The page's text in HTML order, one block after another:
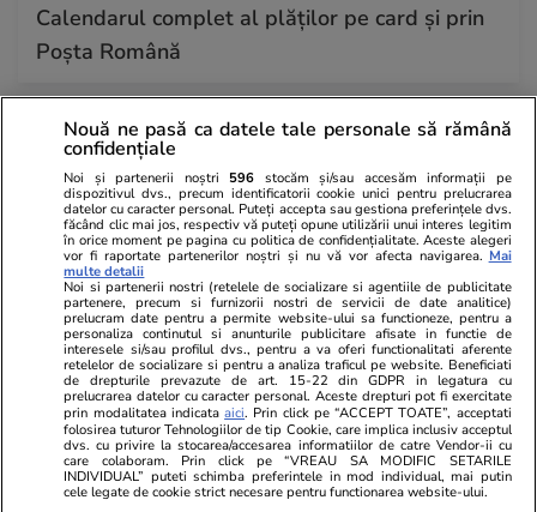
Calendarul complet al plăților pe card și prin
Poșta Română
Știri România 07:00
Atacul cibernetic de la ANCPI scoate din
umbră rețeaua de firme cu relații politice care
digitalizează instituții din România. Carlo Burci,
Radu Negrescu și Frank Timiș, implicați în
„dezvoltarea platformelor” de la Cadastru
Nouă ne pasă ca datele tale personale să rămână
confidențiale
Noi și partenerii noștri 596 stocăm și/sau accesăm informații pe
dispozitivul dvs., precum identificatorii cookie unici pentru prelucrarea
datelor cu caracter personal. Puteți accepta sau gestiona preferințele dvs.
făcând clic mai jos, respectiv vă puteți opune utilizării unui interes legitim
în orice moment pe pagina cu politica de confidențialitate. Aceste alegeri
vor fi raportate partenerilor noștri și nu vă vor afecta navigarea. Mai
multe detalii
Noi si partenerii nostri (retelele de socializare si agentiile de publicitate
partenere, precum si furnizorii nostri de servicii de date analitice)
prelucram date pentru a permite website-ului sa functioneze, pentru a
personaliza continutul si anunturile publicitare afisate in functie de
interesele si/sau profilul dvs., pentru a va oferi functionalitati aferente
retelelor de socializare si pentru a analiza traficul pe website. Beneficiati
de drepturile prevazute de art. 15-22 din GDPR in legatura cu
prelucrarea datelor cu caracter personal. Aceste drepturi pot fi exercitate
prin modalitatea indicataaici. Prin click pe “ACCEPT TOATE”, acceptati
folosirea tuturor Tehnologiilor de tip Cookie, care implica inclusiv acceptul
dvs. cu privire la stocarea/accesarea informatiilor de catre Vendor-ii cu
care colaboram. Prin click pe “VREAU SA MODIFIC SETARILE
INDIVIDUAL” puteti schimba preferintele in mod individual, mai putin
cele legate de cookie strict necesare pentru functionarea website-ului.